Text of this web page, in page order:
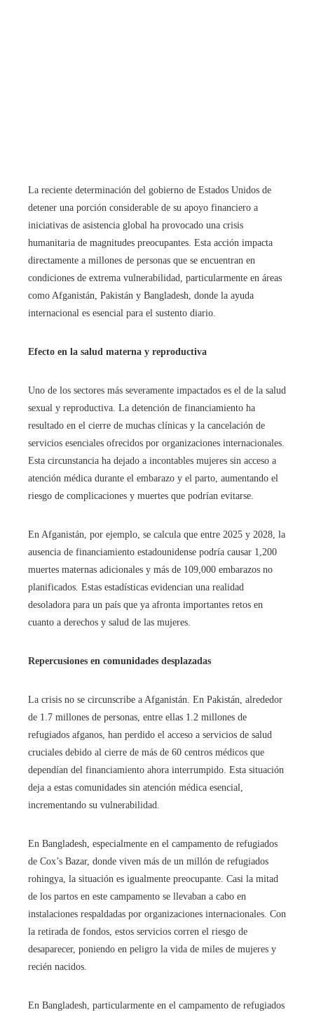
La reciente determinación del gobierno de Estados Unidos de
detener una porción considerable de su apoyo financiero a
iniciativas de asistencia global ha provocado una crisis
humanitaria de magnitudes preocupantes. Esta acción impacta
directamente a millones de personas que se encuentran en
condiciones de extrema vulnerabilidad, particularmente en áreas
como Afganistán, Pakistán y Bangladesh, donde la ayuda
internacional es esencial para el sustento diario.
Efecto en la salud materna y reproductiva
Uno de los sectores más severamente impactados es el de la salud
sexual y reproductiva. La detención de financiamiento ha
resultado en el cierre de muchas clínicas y la cancelación de
servicios esenciales ofrecidos por organizaciones internacionales.
Esta circunstancia ha dejado a incontables mujeres sin acceso a
atención médica durante el embarazo y el parto, aumentando el
riesgo de complicaciones y muertes que podrían evitarse.
En Afganistán, por ejemplo, se calcula que entre 2025 y 2028, la
ausencia de financiamiento estadounidense podría causar 1,200
muertes maternas adicionales y más de 109,000 embarazos no
planificados. Estas estadísticas evidencian una realidad
desoladora para un país que ya afronta importantes retos en
cuanto a derechos y salud de las mujeres.
Repercusiones en comunidades desplazadas
La crisis no se circunscribe a Afganistán. En Pakistán, alrededor
de 1.7 millones de personas, entre ellas 1.2 millones de
refugiados afganos, han perdido el acceso a servicios de salud
cruciales debido al cierre de más de 60 centros médicos que
dependían del financiamiento ahora interrumpido. Esta situación
deja a estas comunidades sin atención médica esencial,
incrementando su vulnerabilidad.
En Bangladesh, especialmente en el campamento de refugiados
de Cox’s Bazar, donde viven más de un millón de refugiados
rohingya, la situación es igualmente preocupante. Casi la mitad
de los partos en este campamento se llevaban a cabo en
instalaciones respaldadas por organizaciones internacionales. Con
la retirada de fondos, estos servicios corren el riesgo de
desaparecer, poniendo en peligro la vida de miles de mujeres y
recién nacidos.
En Bangladesh, particularmente en el campamento de refugiados